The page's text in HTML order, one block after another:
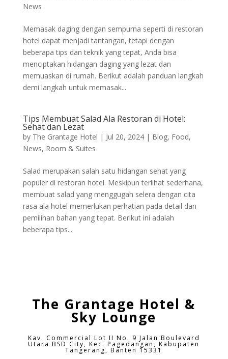
News
Memasak daging dengan sempurna seperti di restoran
hotel dapat menjadi tantangan, tetapi dengan
beberapa tips dan teknik yang tepat, Anda bisa
menciptakan hidangan daging yang lezat dan
memuaskan di rumah. Berikut adalah panduan langkah
demi langkah untuk memasak...
Tips Membuat Salad Ala Restoran di Hotel:
Sehat dan Lezat
by The Grantage Hotel | Jul 20, 2024| Blog, Food,
News, Room & Suites
Salad merupakan salah satu hidangan sehat yang
populer di restoran hotel. Meskipun terlihat sederhana,
membuat salad yang menggugah selera dengan cita
rasa ala hotel memerlukan perhatian pada detail dan
pemilihan bahan yang tepat. Berikut ini adalah
beberapa tips...
The Grantage Hotel &
Sky Lounge
Kav. Commercial Lot II No. 9 Jalan Boulevard
Utara BSD City,Kec. Pagedangan, Kabupaten
Tangerang, Banten 15331